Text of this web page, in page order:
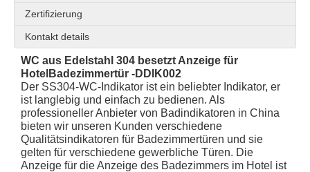
Antirust Square Modern Design Toilettenpartition Daumenindikator für Badetor-DDIK011
Zertifizierung
Kontakt details
WC aus Edelstahl 304 besetzt Anzeige für
Hotel Badezimmertür -DDIK002
Der SS304-WC-Indikator ist ein beliebter Indikator, er
ist langlebig und einfach zu bedienen. Als
professioneller Anbieter von Badindikatoren in China
bieten wir unseren Kunden verschiedene
Qualitätsindikatoren für Badezimmertüren und sie
gelten für verschiedene gewerbliche Türen. Die
Anzeige für die Anzeige des Badezimmers im Hotel ist